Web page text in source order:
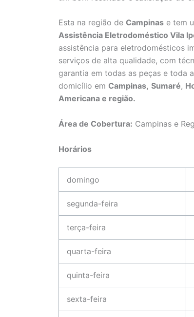
Esta na região de Campinas e tem
Assistência Eletrodoméstico Vila
assistência para eletrodomésticos
serviços de alta qualidade, com
garantia em todas as peças e toda
domicílio em Campinas, Sumaré,
Americana e região.
Área de Cobertura: Campinas e
Horários
domingo
segunda-feira
terça-feira
quarta-feira
quinta-feira
sexta-feira